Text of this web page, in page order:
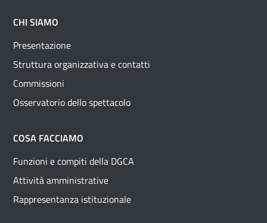
CHI SIAMO
Presentazione
Struttura organizzativa e contatti
Commissioni
Osservatorio dello spettacolo
COSA FACCIAMO
Funzioni e compiti della DGCA
Attività amministrative
Rappresentanza istituzionale